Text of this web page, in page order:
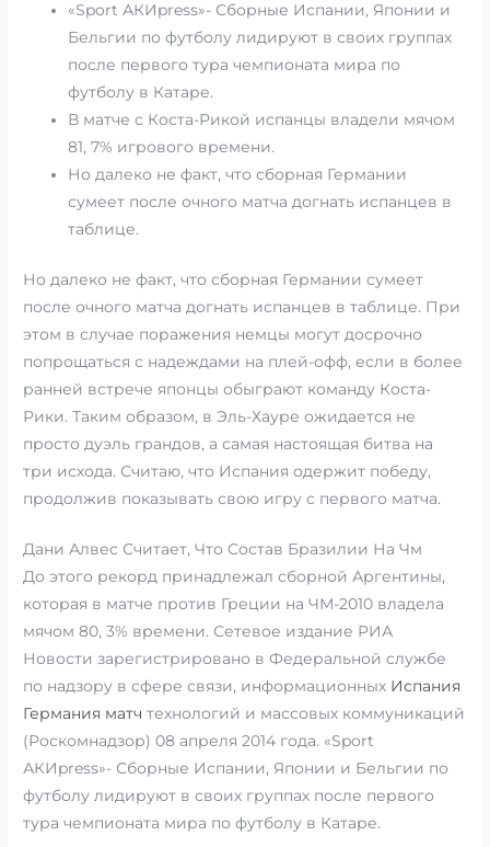
«Sport АКИpress»- Сборные Испании, Японии и
Бельгии по футболу лидируют в своих группах
после первого тура чемпионата мира по
футболу в Катаре.
В матче с Коста-Рикой испанцы владели мячом
81, 7% игрового времени.
Но далеко не факт, что сборная Германии
сумеет после очного матча догнать испанцев в
таблице.
Но далеко не факт, что сборная Германии сумеет
после очного матча догнать испанцев в таблице. При
этом в случае поражения немцы могут досрочно
попрощаться с надеждами на плей-офф, если в более
ранней встрече японцы обыграют команду Коста-
Рики. Таким образом, в Эль-Хауре ожидается не
просто дуэль грандов, а самая настоящая битва на
три исхода. Считаю, что Испания одержит победу,
продолжив показывать свою игру с первого матча.
Дани Алвес Считает, Что Состав Бразилии На Чм
До этого рекорд принадлежал сборной Аргентины,
которая в матче против Греции на ЧМ-2010 владела
мячом 80, 3% времени. Сетевое издание РИА
Новости зарегистрировано в Федеральной службе
по надзору в сфере связи, информационных Испания
Германия матч технологий и массовых коммуникаций
(Роскомнадзор) 08 апреля 2014 года. «Sport
АКИpress»- Сборные Испании, Японии и Бельгии по
футболу лидируют в своих группах после первого
тура чемпионата мира по футболу в Катаре.